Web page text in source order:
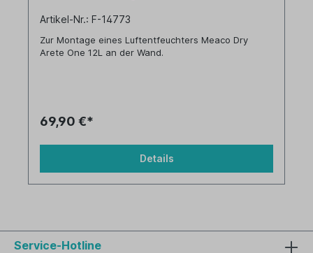
Artikel-Nr.: F-14773
Zur Montage eines Luftentfeuchters Meaco Dry
Arete One 12L an der Wand.
69,90 €*
Details
Service-Hotline